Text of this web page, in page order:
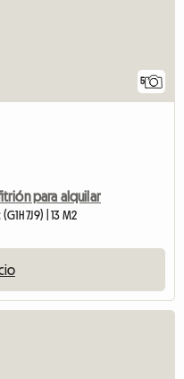
5
para alquilar
7J9) | 13 M2